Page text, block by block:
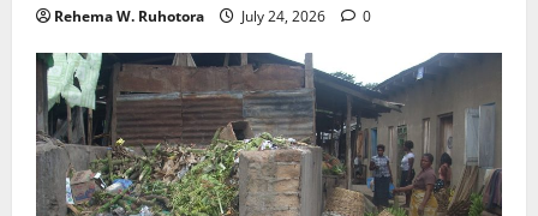
Rehema W. Ruhotora July 24, 2026 0